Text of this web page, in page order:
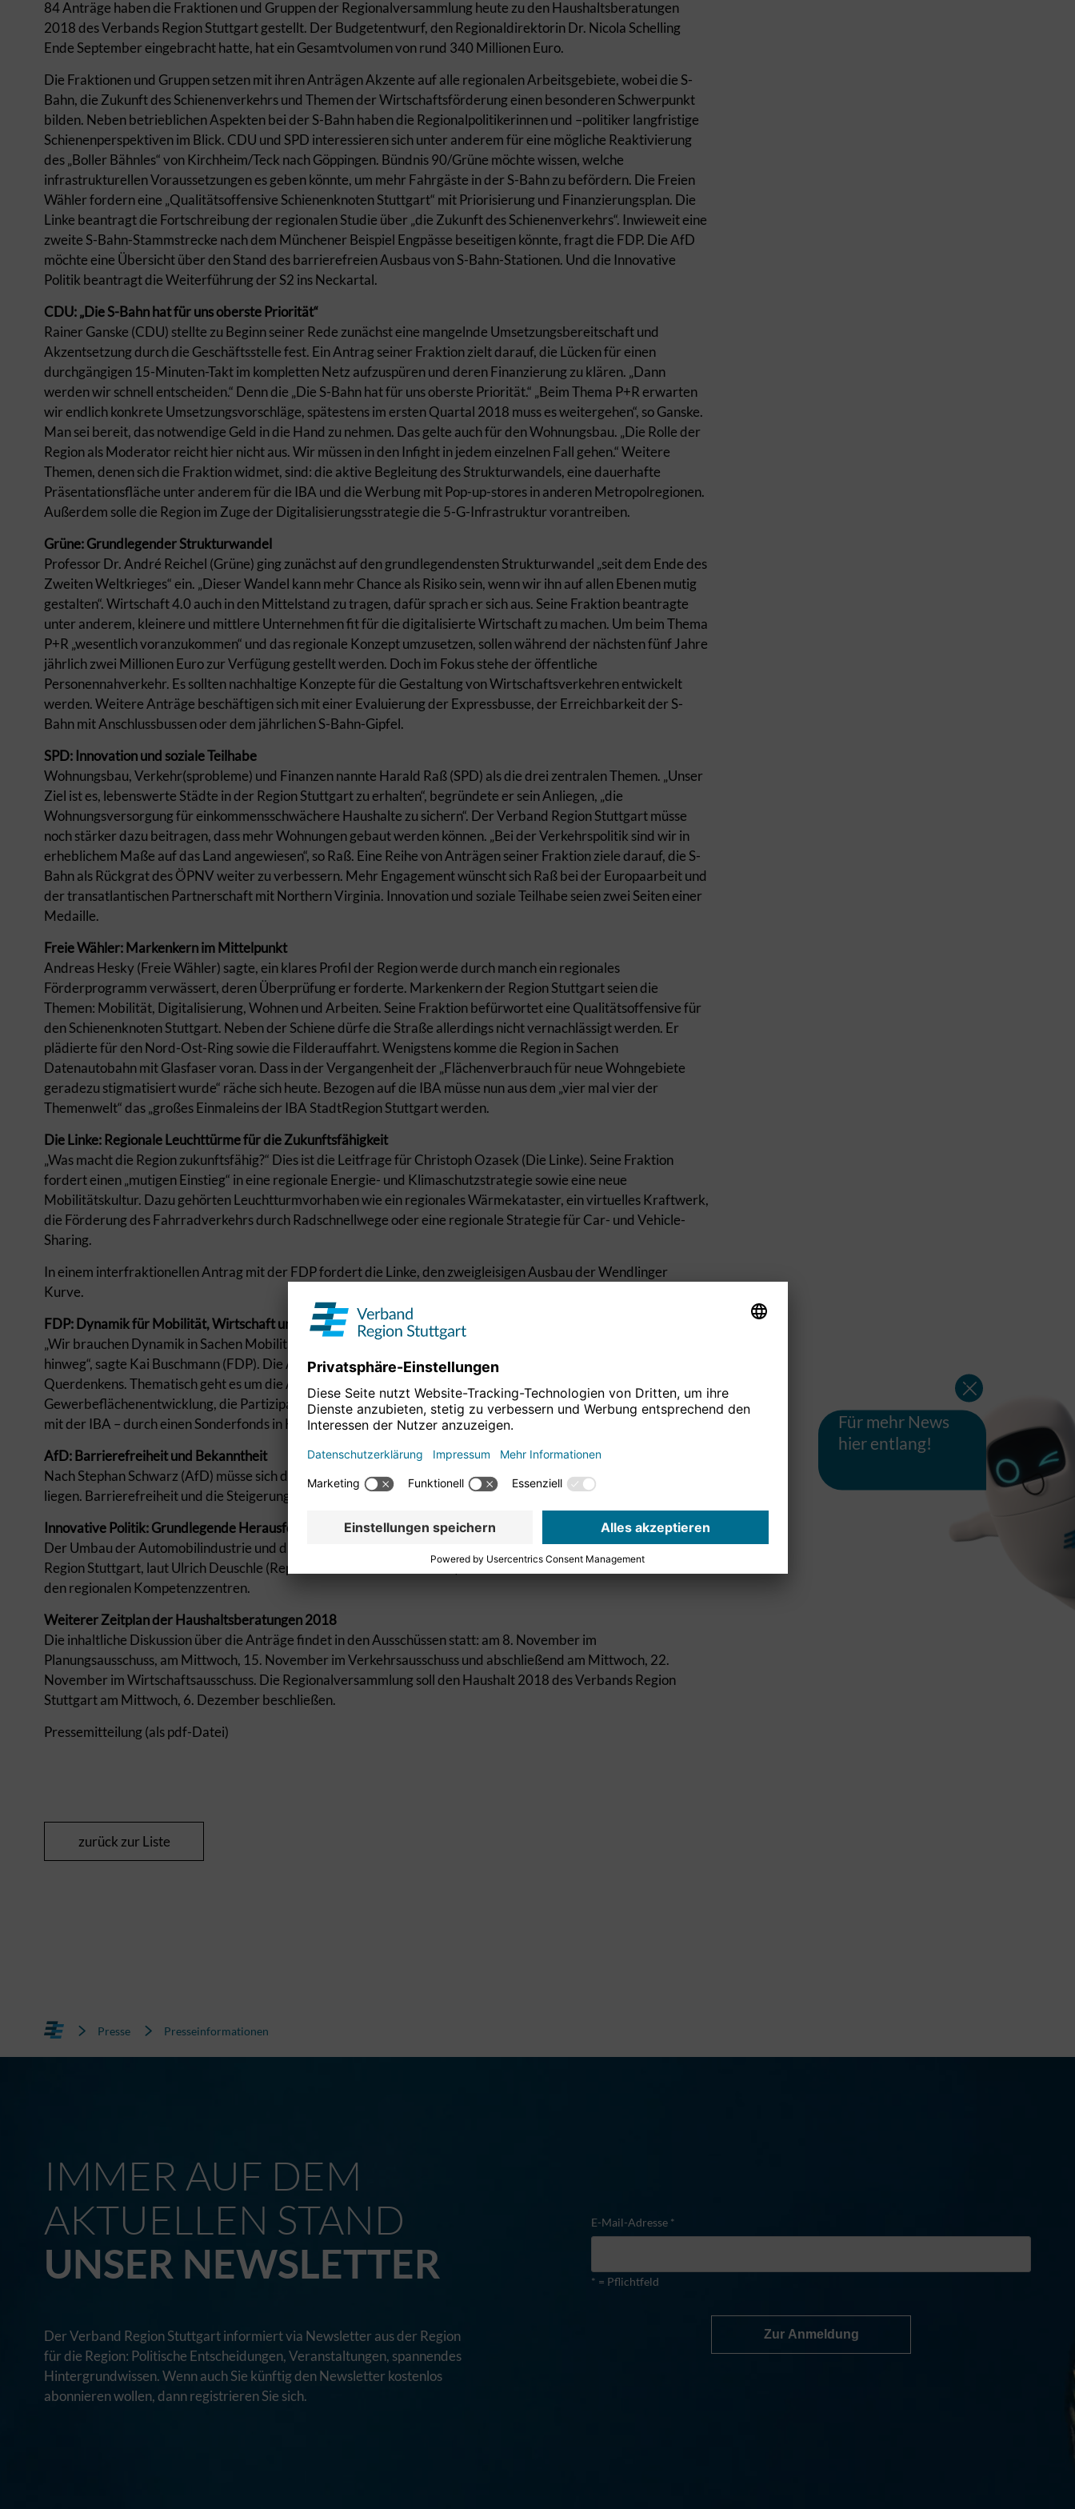
84 Anträge haben die Fraktionen und Gruppen der Regionalversammlung heute zu den Haushaltsberatungen
2018 des Verbands Region Stuttgart gestellt. Der Budgetentwurf, den Regionaldirektorin Dr. Nicola Schelling
Ende September eingebracht hatte, hat ein Gesamtvolumen von rund 340 Millionen Euro.
Die Fraktionen und Gruppen setzen mit ihren Anträgen Akzente auf alle regionalen Arbeitsgebiete, wobei die S-
Bahn, die Zukunft des Schienenverkehrs und Themen der Wirtschaftsförderung einen besonderen Schwerpunkt
bilden. Neben betrieblichen Aspekten bei der S-Bahn haben die Regionalpolitikerinnen und –politiker langfristige
Schienenperspektiven im Blick. CDU und SPD interessieren sich unter anderem für eine mögliche Reaktivierung
des „Boller Bähnles“ von Kirchheim/Teck nach Göppingen. Bündnis 90/Grüne möchte wissen, welche
infrastrukturellen Voraussetzungen es geben könnte, um mehr Fahrgäste in der S-Bahn zu befördern. Die Freien
Wähler fordern eine „Qualitätsoffensive Schienenknoten Stuttgart“ mit Priorisierung und Finanzierungsplan. Die
Linke beantragt die Fortschreibung der regionalen Studie über „die Zukunft des Schienenverkehrs“. Inwieweit eine
zweite S-Bahn-Stammstrecke nach dem Münchener Beispiel Engpässe beseitigen könnte, fragt die FDP. Die AfD
möchte eine Übersicht über den Stand des barrierefreien Ausbaus von S-Bahn-Stationen. Und die Innovative
Politik beantragt die Weiterführung der S2 ins Neckartal.
CDU: „Die S-Bahn hat für uns oberste Priorität“
Rainer Ganske (CDU) stellte zu Beginn seiner Rede zunächst eine mangelnde Umsetzungsbereitschaft und
Akzentsetzung durch die Geschäftsstelle fest. Ein Antrag seiner Fraktion zielt darauf, die Lücken für einen
durchgängigen 15-Minuten-Takt im kompletten Netz aufzuspüren und deren Finanzierung zu klären. „Dann
werden wir schnell entscheiden.“ Denn die „Die S-Bahn hat für uns oberste Priorität.“ „Beim Thema P+R erwarten
wir endlich konkrete Umsetzungsvorschläge, spätestens im ersten Quartal 2018 muss es weitergehen“, so Ganske.
Man sei bereit, das notwendige Geld in die Hand zu nehmen. Das gelte auch für den Wohnungsbau. „Die Rolle der
Region als Moderator reicht hier nicht aus. Wir müssen in den Infight in jedem einzelnen Fall gehen.“ Weitere
Themen, denen sich die Fraktion widmet, sind: die aktive Begleitung des Strukturwandels, eine dauerhafte
Präsentationsfläche unter anderem für die IBA und die Werbung mit Pop-up-stores in anderen Metropolregionen.
Außerdem solle die Region im Zuge der Digitalisierungsstrategie die 5-G-Infrastruktur vorantreiben.
Grüne: Grundlegender Strukturwandel
Professor Dr. André Reichel (Grüne) ging zunächst auf den grundlegendensten Strukturwandel „seit dem Ende des
Zweiten Weltkrieges“ ein. „Dieser Wandel kann mehr Chance als Risiko sein, wenn wir ihn auf allen Ebenen mutig
gestalten“. Wirtschaft 4.0 auch in den Mittelstand zu tragen, dafür sprach er sich aus. Seine Fraktion beantragte
unter anderem, kleinere und mittlere Unternehmen fit für die digitalisierte Wirtschaft zu machen. Um beim Thema
P+R „wesentlich voranzukommen“ und das regionale Konzept umzusetzen, sollen während der nächsten fünf Jahre
jährlich zwei Millionen Euro zur Verfügung gestellt werden. Doch im Fokus stehe der öffentliche
Personennahverkehr. Es sollten nachhaltige Konzepte für die Gestaltung von Wirtschaftsverkehren entwickelt
werden. Weitere Anträge beschäftigen sich mit einer Evaluierung der Expressbusse, der Erreichbarkeit der S-
Bahn mit Anschlussbussen oder dem jährlichen S-Bahn-Gipfel.
SPD: Innovation und soziale Teilhabe
Wohnungsbau, Verkehr(sprobleme) und Finanzen nannte Harald Raß (SPD) als die drei zentralen Themen. „Unser
Ziel ist es, lebenswerte Städte in der Region Stuttgart zu erhalten“, begründete er sein Anliegen, „die
Wohnungsversorgung für einkommensschwächere Haushalte zu sichern“. Der Verband Region Stuttgart müsse
noch stärker dazu beitragen, dass mehr Wohnungen gebaut werden können. „Bei der Verkehrspolitik sind wir in
erheblichem Maße auf das Land angewiesen“, so Raß. Eine Reihe von Anträgen seiner Fraktion ziele darauf, die S-
Bahn als Rückgrat des ÖPNV weiter zu verbessern. Mehr Engagement wünscht sich Raß bei der Europaarbeit und
der transatlantischen Partnerschaft mit Northern Virginia. Innovation und soziale Teilhabe seien zwei Seiten einer
Medaille.
Freie Wähler: Markenkern im Mittelpunkt
Andreas Hesky (Freie Wähler) sagte, ein klares Profil der Region werde durch manch ein regionales
Förderprogramm verwässert, deren Überprüfung er forderte. Markenkern der Region Stuttgart seien die
Themen: Mobilität, Digitalisierung, Wohnen und Arbeiten. Seine Fraktion befürwortet eine Qualitätsoffensive für
den Schienenknoten Stuttgart. Neben der Schiene dürfe die Straße allerdings nicht vernachlässigt werden. Er
plädierte für den Nord-Ost-Ring sowie die Filderauffahrt. Wenigstens komme die Region in Sachen
Datenautobahn mit Glasfaser voran. Dass in der Vergangenheit der „Flächenverbrauch für neue Wohngebiete
geradezu stigmatisiert wurde“ räche sich heute. Bezogen auf die IBA müsse nun aus dem „vier mal vier der
Themenwelt“ das „großes Einmaleins der IBA StadtRegion Stuttgart werden.
Die Linke: Regionale Leuchttürme für die Zukunftsfähigkeit
„Was macht die Region zukunftsfähig?“ Dies ist die Leitfrage für Christoph Ozasek (Die Linke). Seine Fraktion
fordert einen „mutigen Einstieg“ in eine regionale Energie- und Klimaschutzstrategie sowie eine neue
Mobilitätskultur. Dazu gehörten Leuchtturmvorhaben wie ein regionales Wärmekataster, ein virtuelles Kraftwerk,
die Förderung des Fahrradverkehrs durch Radschnellwege oder eine regionale Strategie für Car- und Vehicle-
Sharing.
In einem interfraktionellen Antrag mit der FDP fordert die Linke, den zweigleisigen Ausbau der Wendlinger
Kurve.
FDP: Dynamik für Mobilität, Wirtschaft und Wohnen
„Wir brauchen Dynamik in Sachen Mobilität, Wirtschaft und Wohnen, sonst gehen die Entwicklungen über uns
hinweg“, sagte Kai Buschmann (FDP). Die Anträge seiner Fraktion folgten „innovativen Ansätzen“ im Sinne des
Querdenkens. Thematisch geht es um die Auswirkungen des Strukturwandels auf die
Gewerbeflächenentwicklung, die Partizipation am Mobilitätsfonds oder die Verknüpfung des Landschaftsparks
mit der IBA – durch einen Sonderfonds in Höhe von jährlich 500.000 Euro bis 2027.
AfD: Barrierefreiheit und Bekanntheit
Nach Stephan Schwarz (AfD) müsse sich die Regionalversammlung selbstkritisch fragen, wo noch Sparpotenziale
liegen. Barrierefreiheit und die Steigerung der Bekanntheit des Verbands Region Stuttgart sind weitere Anliegen.
Innovative Politik: Grundlegende Herausforderungen für die Region
Der Umbau der Automobilindustrie und die Digitalisierung kennzeichnen den „Modernisierungsprozess“ in der
Region Stuttgart, laut Ulrich Deuschle (Republikaner/Innovative Politik). Er fordert unter anderem einen Bericht zu
den regionalen Kompetenzzentren.
Weiterer Zeitplan der Haushaltsberatungen 2018
Die inhaltliche Diskussion über die Anträge findet in den Ausschüssen statt: am 8. November im
Planungsausschuss, am Mittwoch, 15. November im Verkehrsausschuss und abschließend am Mittwoch, 22.
November im Wirtschaftsausschuss. Die Regionalversammlung soll den Haushalt 2018 des Verbands Region
Stuttgart am Mittwoch, 6. Dezember beschließen.
Pressemitteilung (als pdf-Datei)
zurück zur Liste
Für mehr News
hier entlang!
Presse Presseinformationen
IMMER AUF DEM
AKTUELLEN STAND
UNSER NEWSLETTER
Der Verband Region Stuttgart informiert via Newsletter aus der Region
für die Region: Politische Entscheidungen, Veranstaltungen, spannendes
Hintergrundwissen. Wenn auch Sie künftig den Newsletter kostenlos
abonnieren wollen, dann registrieren Sie sich.
E-Mail-Adresse *
* = Pflichtfeld
Zur Anmeldung